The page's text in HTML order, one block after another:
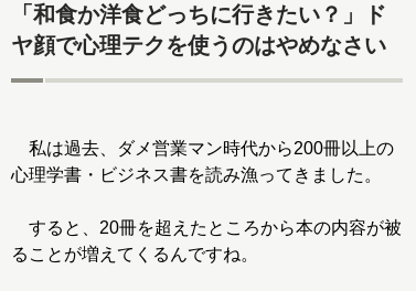
「和食か洋食どっちに行きたい？」ド
ヤ顔で心理テクを使うのはやめなさい
私は過去、ダメ営業マン時代から200冊以上の
心理学書・ビジネス書を読み漁ってきました。
すると、20冊を超えたところから本の内容が被
ることが増えてくるんですね。